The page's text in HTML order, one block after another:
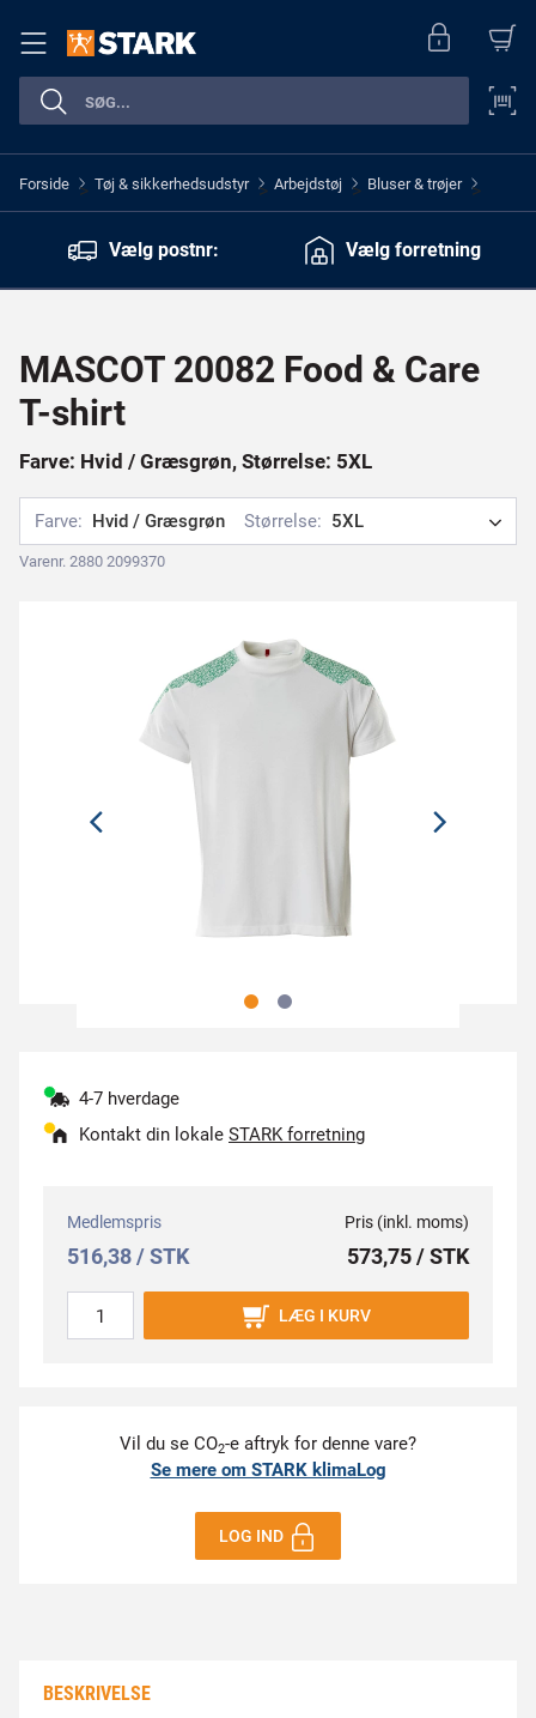
Forside > Tøj & sikkerhedsudstyr > Arbejdstøj > Bluser & trøjer >
Vælg postnr: Vælg forretning
MASCOT 20082 Food & Care
T-shirt
Farve: Hvid / Græsgrøn, Størrelse: 5XL
Farve: Hvid / Græsgrøn Størrelse: 5XL
Varenr. 2880 2099370
4-7 hverdage
Kontakt din lokale STARK forretning
Medlemspris
516,38 / STK
Pris (inkl. moms)
573,75 / STK
LÆG I KURV
Vil du se CO2-e aftryk for denne vare?
Se mere om STARK klimaLog
LOG IND
BESKRIVELSE